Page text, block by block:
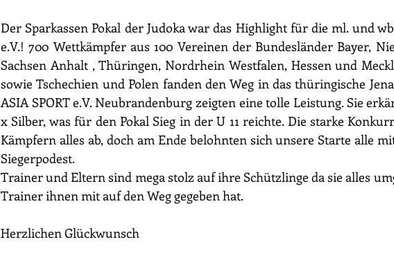
Der Sparkassen Pokal der Judoka war das Highlight für die ml. und
e.V.! 700 Wettkämpfer aus 100 Vereinen der Bundesländer Bayer,
Sachsen Anhalt , Thüringen, Nordrhein Westfalen, Hessen und
sowie Tschechien und Polen fanden den Weg in das thüringische
ASIA SPORT e.V. Neubrandenburg zeigten eine tolle Leistung. Sie
x Silber, was für den Pokal Sieg in der U 11 reichte. Die starke
Kämpfern alles ab, doch am Ende belohnten sich unsere Starte alle
Siegerpodest.
Trainer und Eltern sind mega stolz auf ihre Schützlinge da sie alles
Trainer ihnen mit auf den Weg gegeben hat.
Herzlichen Glückwunsch